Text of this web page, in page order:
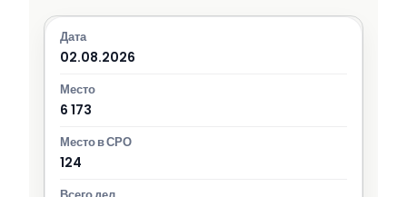
02.08.2026
6 173
124